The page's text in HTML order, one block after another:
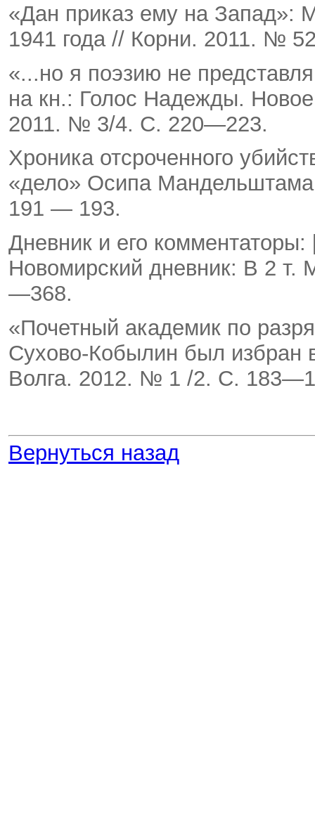
«Дан приказ ему на
1941 года // Корни. 2011. №
«...но я поэзию не
на кн.: Голос На­дежды.
2011. № 3/4. С. 220—223.
Хроника отсроченного
«дело» Осипа
191 — 193.
Дневник и его
Новомирский дневник: В 2
—368.
«Почетный академик по
Сухово-Кобылин был избран
Волга. 2012. № 1 /2. С.
Вернуться назад